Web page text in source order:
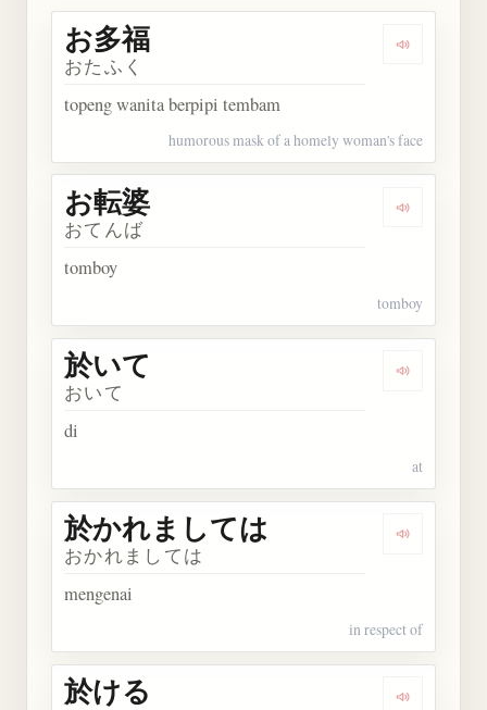
Dengarkan
お多福
おたふく
topeng wanita berpipi tembam
humorous mask of a homely woman's face
Dengarkan
お転婆
おてんば
tomboy
tomboy
Dengarkan
於いて
おいて
di
at
Dengarkan
於かれましては
おかれましては
mengenai
in respect of
於ける